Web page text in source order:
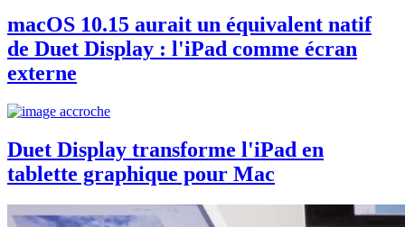
macOS 10.15 aurait un équivalent natif
de Duet Display : l'iPad comme écran
externe
Duet Display transforme l'iPad en
tablette graphique pour Mac